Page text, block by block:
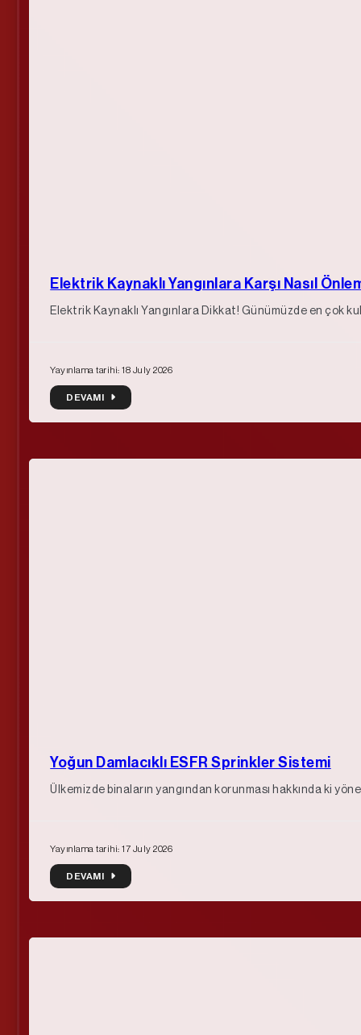
Elektrik Kaynaklı Yangınlara Karşı Nasıl
Elektrik Kaynaklı Yangınlara Dikkat! Günümüzde en çok
Yayınlama tarihi: 18 July 2026
DEVAMI
DEVAMI
Yoğun Damlacıklı ESFR Sprinkler Sistemi
Ülkemizde binaların yangından korunması hakkında ki
Yayınlama tarihi: 17 July 2026
DEVAMI
DEVAMI